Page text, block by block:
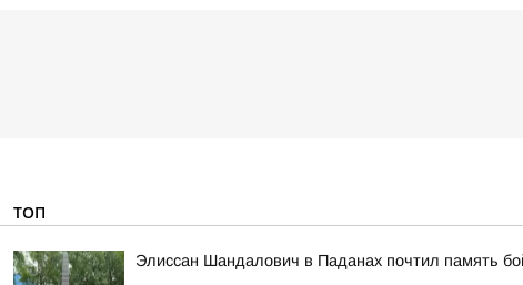
ТОП
Элиссан Шандалович в Паданах почтил память